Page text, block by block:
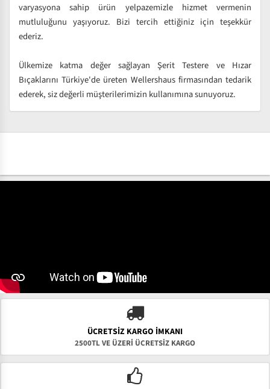
varyasyona sahip ürün yelpazemizle hizmet vermenin
mutluluğunu yaşıyoruz. Bizi tercih ettiğiniz için teşekkür
ederiz.
Ülkemize katma değer sağlayan Şerit Testere ve Hızar
Bıçaklarını Türkiye'de üreten Wellershaus firmasından tedarik
ederek, siz değerli müşterilerimizin kullanımına sunuyoruz.
ÜCRETSIZ KARGO İMKANI
2500TL VE ÜZERİ ÜCRETSİZ KARGO